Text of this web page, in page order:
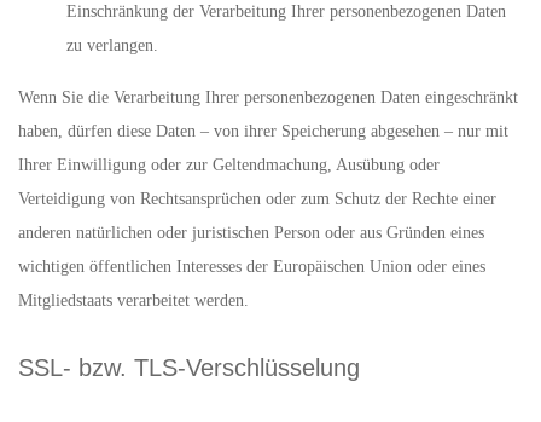
Einschränkung der Verarbeitung Ihrer personenbezogenen Daten
zu verlangen.
Wenn Sie die Verarbeitung Ihrer personenbezogenen Daten eingeschränkt
haben, dürfen diese Daten – von ihrer Speicherung abgesehen – nur mit
Ihrer Einwilligung oder zur Geltendmachung, Ausübung oder
Verteidigung von Rechtsansprüchen oder zum Schutz der Rechte einer
anderen natürlichen oder juristischen Person oder aus Gründen eines
wichtigen öffentlichen Interesses der Europäischen Union oder eines
Mitgliedstaats verarbeitet werden.
SSL- bzw. TLS-Verschlüsselung